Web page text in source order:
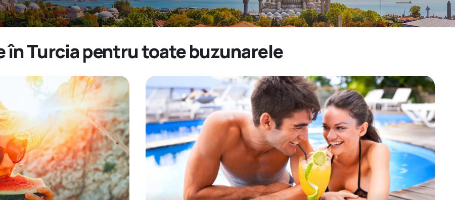
în Turcia pentru toate buzunarele